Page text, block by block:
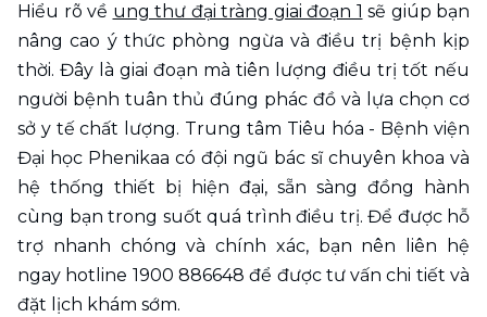
Hiểu rõ về ung thư đại tràng giai đoạn 1 sẽ giúp bạn
nâng cao ý thức phòng ngừa và điều trị bệnh kịp
thời. Đây là giai đoạn mà tiên lượng điều trị tốt nếu
người bệnh tuân thủ đúng phác đồ và lựa chọn cơ
sở y tế chất lượng. Trung tâm Tiêu hóa - Bệnh viện
Đại học Phenikaa có đội ngũ bác sĩ chuyên khoa và
hệ thống thiết bị hiện đại, sẵn sàng đồng hành
cùng bạn trong suốt quá trình điều trị. Để được hỗ
trợ nhanh chóng và chính xác, bạn nên liên hệ
ngay hotline 1900 886648 để được tư vấn chi tiết và
đặt lịch khám sớm.